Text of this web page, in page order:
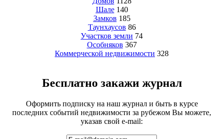
Шале 140
Замков 185
Таунхаусов 86
Участков земли 74
Особняков 367
Коммерческой недвижимости 328
Бесплатно закажи журнал
Оформить подписку на наш журнал и быть в курсе
последних событий недвижимости за рубежом Вы можете,
указав свой e-mail: